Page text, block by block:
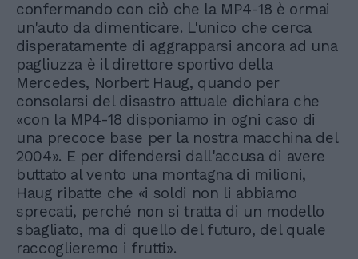
confermando con ciò che la MP4-18 è ormai
un'auto da dimenticare. L'unico che cerca
disperatamente di aggrapparsi ancora ad una
pagliuzza è il direttore sportivo della
Mercedes, Norbert Haug, quando per
consolarsi del disastro attuale dichiara che
«con la MP4-18 disponiamo in ogni caso di
una precoce base per la nostra macchina del
2004». E per difendersi dall'accusa di avere
buttato al vento una montagna di milioni,
Haug ribatte che «i soldi non li abbiamo
sprecati, perché non si tratta di un modello
sbagliato, ma di quello del futuro, del quale
raccoglieremo i frutti».